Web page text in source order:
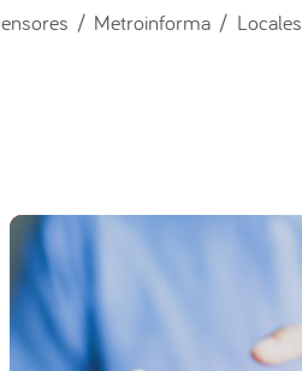
/ Metroinforma / Locales